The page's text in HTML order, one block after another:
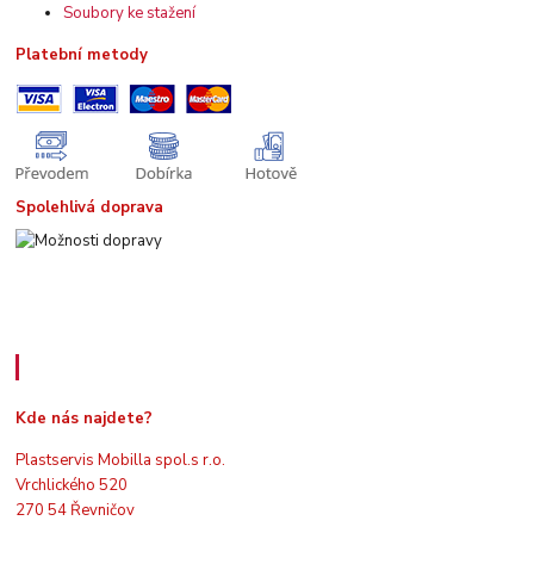
Soubory ke stažení
Platební metody
Spolehlivá doprava
Kde nás najdete?
Plastservis Mobilla spol.s r.o.
Vrchlického 520
270 54 Řevničov